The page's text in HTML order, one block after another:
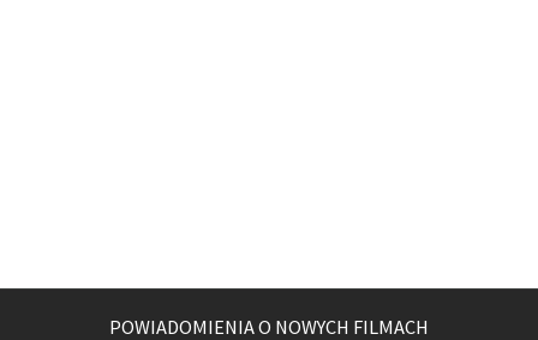
POWIADOMIENIA O NOWYCH FILMACH